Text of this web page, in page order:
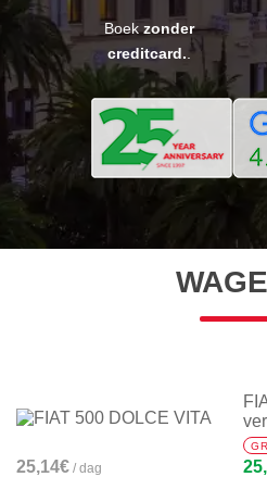
Boek zonder
creditcard. .
25,14€ / dag